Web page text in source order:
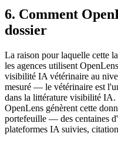
6. Comment
dossier
La raison pour laquelle cette
les agences utilisent
visibilité IA vétérinaire au
mesuré — le vétérinaire est
dans la littérature visibilité
OpenLens génèrent cette
portefeuille — des centaines
plateformes IA suivies,